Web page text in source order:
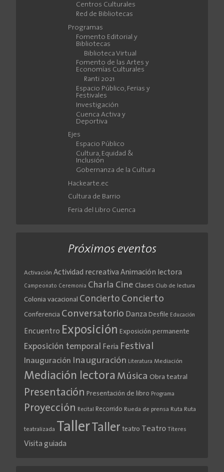
Centros Culturales
Red de Bibliotecas
Programas
Fomento Editorial y
Bibliotecas
Biblioteca Virtual
Fomento de las Artes y
Economías Culturales
Ranti 2021
Espacio Público, Ferias y
Festivales
Investigación
Cuenca Activa y
Deportiva
Ejes
Espacio Público
Cultura, Equidad &
Inclusión
Gobernanza de la Cultura
Hackearte.ec
Cultura de Barrio
Feria del Libro Cuenca
Próximos eventos
Activación Actividad recreativa Animación lectora
Campeonato Ceremonia Charla Cine Clases Club de lectura
Colonia vacacional Concierto Concierto
Conferencia Conversatorio Danza Desfile Educación
Encuentro Exposición Exposición permanente
Exposición temporal Feria Festival
Inauguración Inauguración Literatura Mediación
Mediación lectora Música Obra teatral
Presentación Presentación de libro Programa
Proyección Recital Recorrido Rueda de prensa Ruta Ruta
teatralizada TallerTaller teatro Teatro Títeres
Visita guiada